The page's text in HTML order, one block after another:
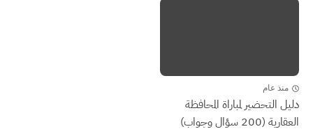
منذ عام
دليل التحضير لمباراة المحافظة
العقارية (200 سؤال وجواب)